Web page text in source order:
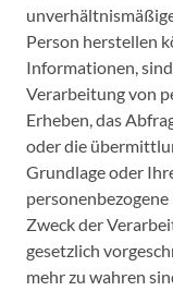
Person herstellen
Informationen,
Verarbeitung von
Erheben, das
oder die
Grundlage oder
Zweck der
gesetzlich
mehr zu wahren